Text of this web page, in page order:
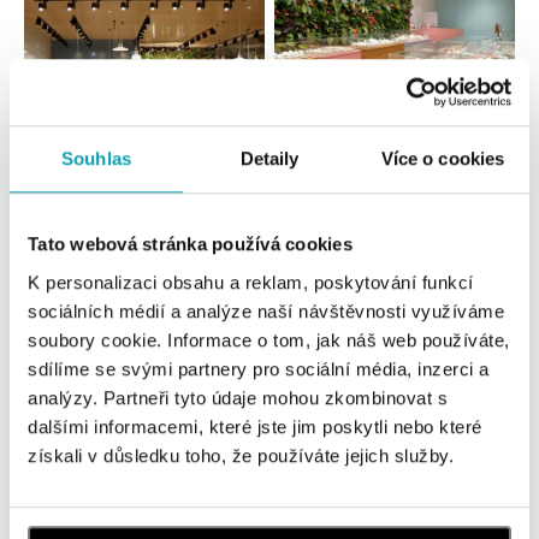
Souhlas Detaily Více o cookies
Tato webová stránka používá cookies
K personalizaci obsahu a reklam, poskytování funkcí
sociálních médií a analýze naší návštěvnosti využíváme
soubory cookie. Informace o tom, jak náš web používáte,
sdílíme se svými partnery pro sociální média, inzerci a
analýzy. Partneři tyto údaje mohou zkombinovat s
dalšími informacemi, které jste jim poskytli nebo které
získali v důsledku toho, že používáte jejich služby.
Všechny Česko Slovensko
ALOve OC Nový Smíchov, Praha 5
Plzeňská 8, 150 00 Praha 5 - Anděl
tel.: +420736509250
dnes otevřeno od 09:00
ALOve OC Olympia, Brno
U Dálnice 777, 664 42 Brno
tel.: +420604389337